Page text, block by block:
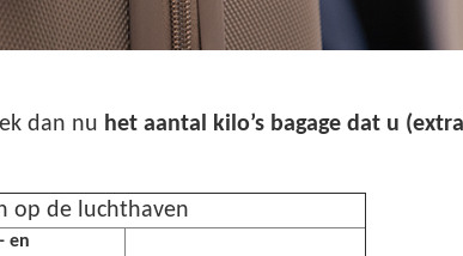
dan nu het aantal kilo’s bagage dat u
op de luchthaven
en